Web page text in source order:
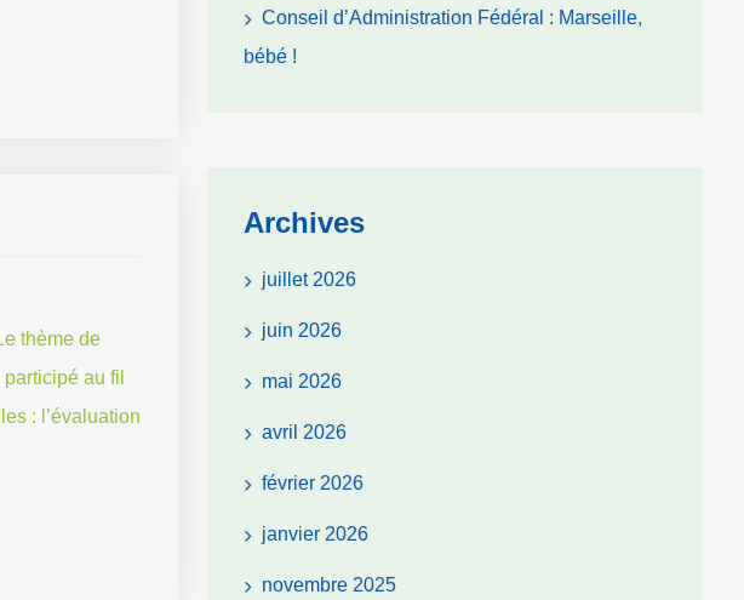
thème de
au fil
: l’évaluation
Conseil d’Administration Fédéral : Marseille,
bébé !
Archives
juillet 2026
juin 2026
mai 2026
avril 2026
février 2026
janvier 2026
novembre 2025